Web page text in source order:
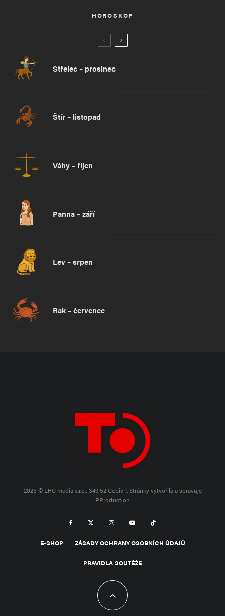
HOROSKOP
Střelec – prosinec
Štír – listopad
Váhy – říjen
Panna – září
Lev – srpen
Rak – červenec
2025 © LRC media s.r.o., 349 52 Cebiv 1.Stránky vytvořila a spravuje
PProduction
E-SHOP ZÁSADY OCHRANY OSOBNÍCH ÚDAJŮ
PRAVIDLA SOUTĚŽE